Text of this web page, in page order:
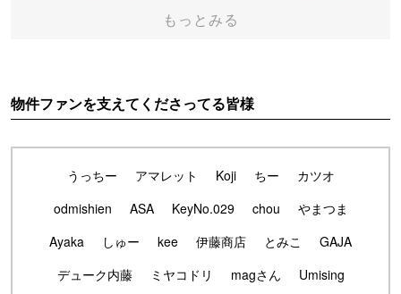
もっとみる
物件ファンを支えてくださってる皆様
うっちー アマレット Koji ちー
カツオ
odmishien
ASA KeyNo.029 chou
やまつま
Ayaka
しゅー kee 伊藤商店 とみこ
GAJA
デューク内藤
ミヤコドリ magさん
Umising